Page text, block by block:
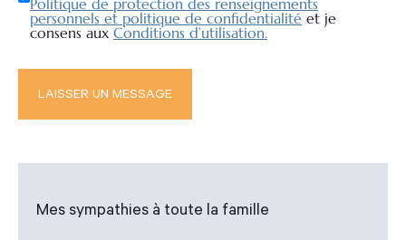
Politique de protection des renseignements
personnels et politique de confidentialité et je
consens aux Conditions d’utilisation.
Mes sympathies à toute la famille